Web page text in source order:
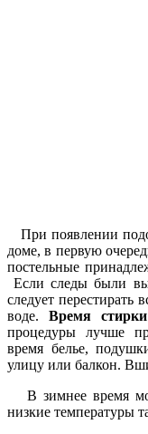
При появлении
доме, в первую
постельные
Если следы были
следует перестирать
воде. Время
процедуры лучше
время белье,
улицу или балкон.
В зимнее время
низкие температуры